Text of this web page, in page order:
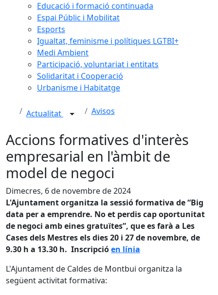
Educació i formació continuada
Espai Públic i Mobilitat
Esports
Igualtat, feminisme i polítiques LGTBI+
Medi Ambient
Participació, voluntariat i entitats
Solidaritat i Cooperació
Urbanisme i Habitatge
Actualitat Avisos
Accions formatives d'interès
empresarial en l'àmbit de
model de negoci
Dimecres, 6 de novembre de 2024
L'Ajuntament organitza la sessió formativa de “Big
data per a emprendre. No et perdis cap oportunitat
de negoci amb eines gratuïtes”, que es farà a Les
Cases dels Mestres els dies 20 i 27 de novembre, de
9.30 h a 13.30 h. Inscripcióen línia
L'Ajuntament de Caldes de Montbui organitza la
següent activitat formativa: